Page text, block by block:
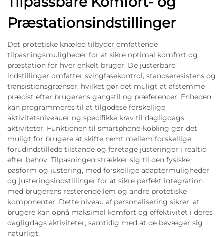
Præstationsindstillinger
Det protetiske knæled tilbyder omfattende
tilpasningsmuligheder for at sikre optimal komfort og
præstation for hver enkelt bruger. De justerbare
indstillinger omfatter svingfasekontrol, standseresistens og
transistionsgrænser, hvilket gør det muligt at afstemme
præcist efter brugerens gangstil og præferencer. Enheden
kan programmeres til at tilgodese forskellige
aktivitetsniveauer og specifikke krav til dagligdags
aktiviteter. Funktionen til smartphone-kobling gør det
muligt for brugere at skifte nemt mellem forskellige
forudindstillede tilstande og foretage justeringer i realtid
efter behov. Tilpasningen strækker sig til den fysiske
pasform og justering, med forskellige adaptermuligheder
og justeringsindstillinger for at sikre perfekt integration
med brugerens resterende lem og andre protetiske
komponenter. Dette niveau af personalisering sikrer, at
brugere kan opnå maksimal komfort og effektivitet i deres
dagligdags aktiviteter, samtidig med at de bevæger sig
naturligt.